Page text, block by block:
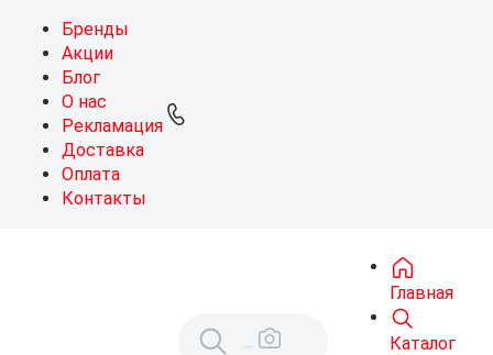
Бренды
Акции
Блог
О нас
Рекламация
Доставка
Оплата
Контакты
Главная
Каталог